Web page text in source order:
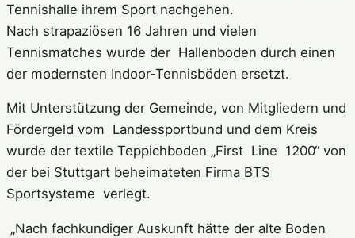
Tennishalle ihrem Sport nachgehen.
Nach strapaziösen 16 Jahren und vielen
Tennismatches wurde der Hallenboden durch einen
der modernsten Indoor-Tennisböden ersetzt.
Mit Unterstützung der Gemeinde, von Mitgliedern und
Fördergeld vom Landessportbund und dem Kreis
wurde der textile Teppichboden „First Line 1200“ von
der bei Stuttgart beheimateten Firma BTS
Sportsysteme verlegt.
„Nach fachkundiger Auskunft hätte der alte Boden